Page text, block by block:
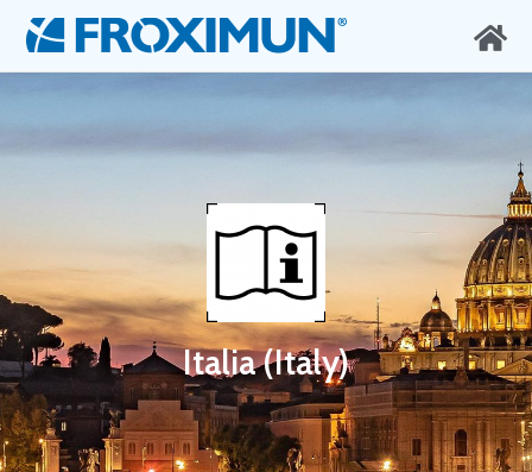
Italia (Italy)